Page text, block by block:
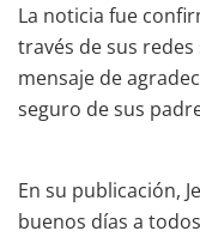
La noticia fue
través de sus
mensaje de
seguro de sus
En su publicación,
buenos días a